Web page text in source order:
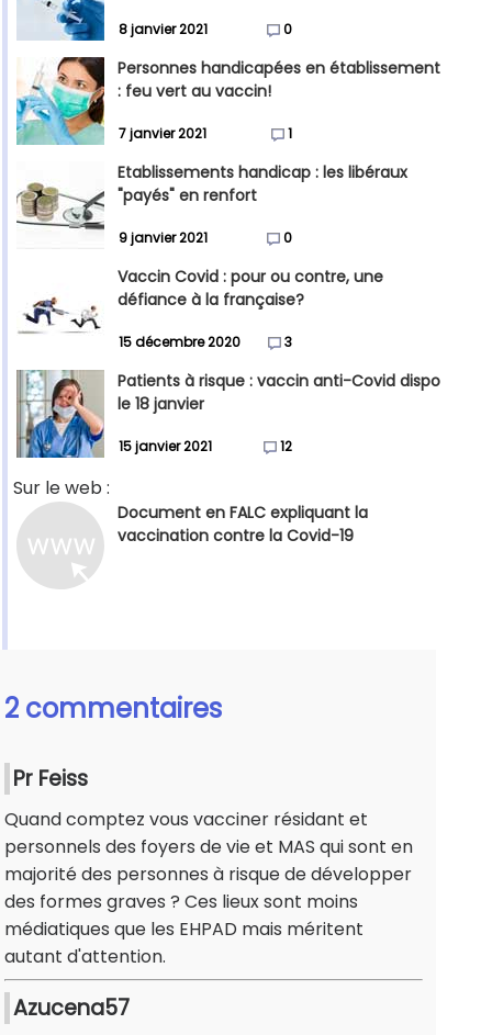
8 janvier 2021 0
Personnes handicapées en établissement
: feu vert au vaccin!
7 janvier 2021 1
Etablissements handicap : les libéraux
"payés" en renfort
9 janvier 2021 0
Vaccin Covid : pour ou contre, une
défiance à la française?
15 décembre 2020 3
Patients à risque : vaccin anti-Covid dispo
le 18 janvier
15 janvier 2021 12
Sur le web :
Document en FALC expliquant la
vaccination contre la Covid-19
2 commentaires
Pr Feiss
Quand comptez vous vacciner résidant et
personnels des foyers de vie et MAS qui sont en
majorité des personnes à risque de développer
des formes graves ? Ces lieux sont moins
médiatiques que les EHPAD mais méritent
autant d'attention.
Azucena57